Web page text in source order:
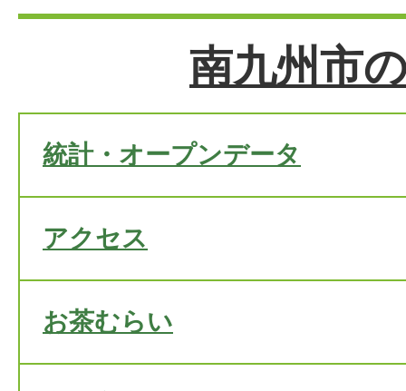
南九州市
統計・オープンデータ
アクセス
お茶むらい